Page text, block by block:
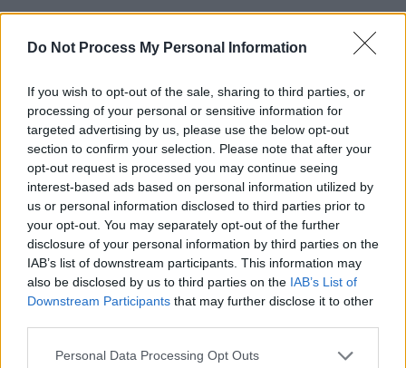
Do Not Process My Personal Information
If you wish to opt-out of the sale, sharing to third parties, or
processing of your personal or sensitive information for
targeted advertising by us, please use the below opt-out
section to confirm your selection. Please note that after your
opt-out request is processed you may continue seeing
interest-based ads based on personal information utilized by
us or personal information disclosed to third parties prior to
your opt-out. You may separately opt-out of the further
disclosure of your personal information by third parties on the
IAB’s list of downstream participants. This information may
also be disclosed by us to third parties on the IAB’s List of
Downstream Participants that may further disclose it to other
Personal Data Processing Opt Outs
ALDE. Al doilea ministru plecat în 3 zile.
*Berbeceanu către Dăncilă: „Tanti, tocmai
partidul pe care-l conduceți a indus starea de
comă profundă structurilor de aplicare a legii”
VIDEO. Monstrul a mințit-o pe Alexandra: nu s-
a dus la farmacie, ci la Craiova. A luat o cartelă
și a sunat-o pe mama fetei
*Șeful Poliției Caracal e premiat cu
pensionarea la 51 de ani! Ca să ia 12.000 de lei